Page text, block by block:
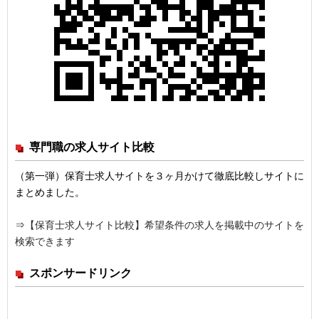
専門職の求人サイト比較
（第一弾）保育士求人サイトを３ヶ月かけて徹底比較しサイトに
まとめました。
⇒ 【保育士求人サイト比較】希望条件の求人を掲載中のサイトを
検索できます
スポンサードリンク